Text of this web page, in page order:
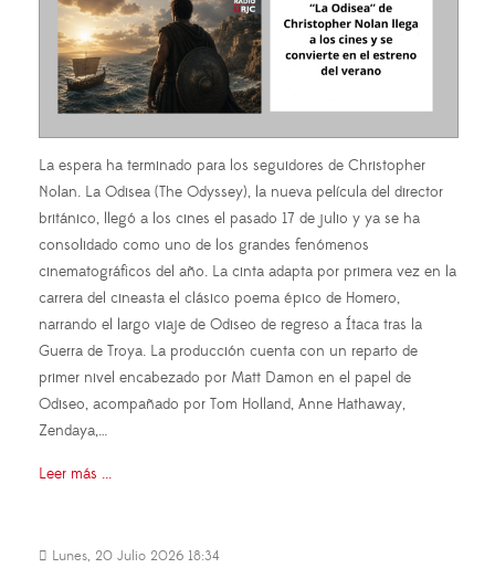
La espera ha terminado para los seguidores de Christopher
Nolan. La Odisea (The Odyssey), la nueva película del director
británico, llegó a los cines el pasado 17 de julio y ya se ha
consolidado como uno de los grandes fenómenos
cinematográficos del año. La cinta adapta por primera vez en la
carrera del cineasta el clásico poema épico de Homero,
narrando el largo viaje de Odiseo de regreso a Ítaca tras la
Guerra de Troya. La producción cuenta con un reparto de
primer nivel encabezado por Matt Damon en el papel de
Odiseo, acompañado por Tom Holland, Anne Hathaway,
Zendaya,…
Leer más ...
Lunes, 20 Julio 2026 18:34